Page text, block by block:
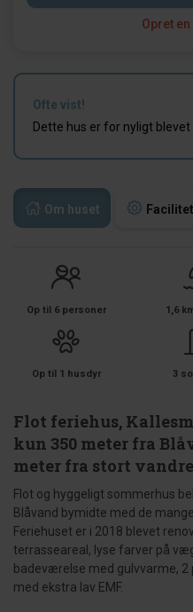
Om huset
Op til 6 personer 1,6
Op til 1 husdyr 3
Flot feriehus,
kun 350 meter fra
meter fra stort
Flot og hyggeligt sommerhus
Blåvand bymidte med de
Feriehuset er i 2018 blevet
terrasseareal, lyse farver på
badeværelse med gulvvarme,
med ekstra lav EMF.
Opret
Ofte vist!
Dette hus er for nyligt blevet